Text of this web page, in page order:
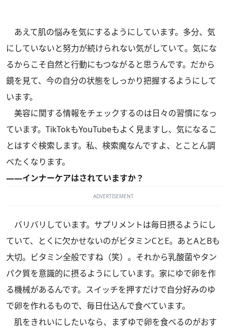
あえて肌の悩みを気にするようにしています。多分、気
にしていないと努力が続けられない気がしていて。気にな
るからこそ自然と行動にもつながると思うんです。だから
鏡を見て、今の自分の状態をしっかり把握するようにして
います。
美容に関する情報をチェックするのは日々の習慣になっ
ています。TikTokもYouTubeもよく見ますし、気になるこ
とはすぐ検索します。私、検索魔なんですよ、とことん調
べたくなります。
――インナーケアはされていますか？
ADVERTISEMENT
バリバリしています。サプリメントは毎日摂るようにし
ていて、とくに欠かせないのがビタミンCとE。あとAとBも
大切。ビタミン全般ですね（笑）。それから乳酸菌やタン
パク質を意識的に摂るようにしています。家にゆで卵を作
る機械があるんです。スイッチを押すだけで自分好みのゆ
で卵を作れるもので、毎日仕込んで食べています。
肌をきれいにしたいなら、まずゆで卵を食べるのがおす